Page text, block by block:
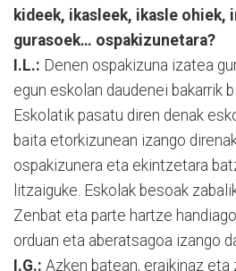
kideek, ikasleek, ikasle ohiek,
gurasoek… ospakizunetara?
I.L.: Denen ospakizuna izatea
egun eskolan daudenei bakarrik
Eskolatik pasatu diren denak
baita etorkizunean izango
ospakizunera eta ekintzetara
litzaiguke. Eskolak besoak
Zenbat eta parte hartze
orduan eta aberatsagoa izango
I.G.: Azken batean, eraikinaz